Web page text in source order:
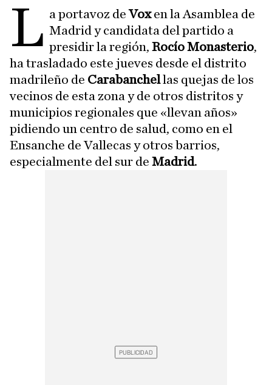
L a portavoz deVoxen la Asamblea de
Madrid y candidata del partido a
presidir la región,Rocío Monasterio,
ha trasladado este jueves desde el distrito
madrileño de Carabanchellas quejas de los
vecinos de esta zona y de otros distritos y
municipios regionales que «llevan años»
pidiendo un centro de salud, como en el
Ensanche de Vallecas y otros barrios,
especialmente del sur de Madrid.